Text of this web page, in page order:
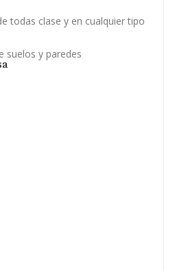
todas clase y en cualquier tipo
suelos y paredes